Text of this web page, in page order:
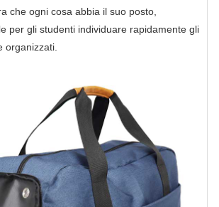
che ogni cosa abbia il suo posto,
per gli studenti individuare rapidamente gli
organizzati.